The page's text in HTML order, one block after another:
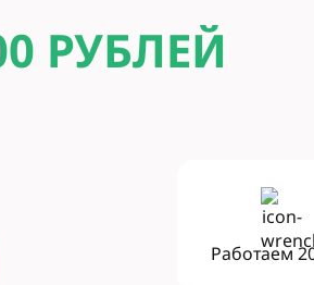
РУБЛЕЙ
Работаем